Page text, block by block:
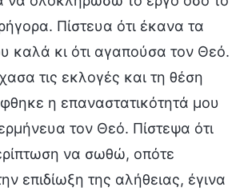
Πίστευα ότι έκανα τα
καλά κι ότι αγαπούσα τον Θεό.
τις εκλογές και τη θέση
η επαναστατικότητά μου
τον Θεό. Πίστεψα ότι
να σωθώ, οπότε
επιδίωξη της αλήθειας, έγινα